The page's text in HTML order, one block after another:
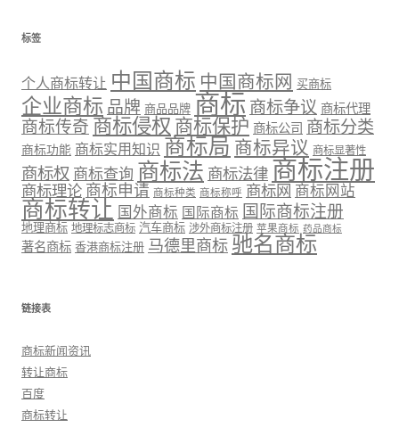
标签
个人商标转让 中国商标 中国商标网 买商标
企业商标 品牌 商品品牌 商标 商标争议 商标代理
商标传奇 商标侵权 商标保护 商标公司 商标分类
商标功能 商标实用知识 商标局 商标异议 商标显著性
商标权 商标查询 商标法 商标法律 商标注册
商标理论 商标申请 商标种类 商标称呼 商标网 商标网站
商标转让 国外商标 国际商标 国际商标注册
地理商标 地理标志商标 汽车商标 涉外商标注册 苹果商标 药品商标
著名商标 香港商标注册 马德里商标 驰名商标
链接表
商标新闻资讯
转让商标
百度
商标转让